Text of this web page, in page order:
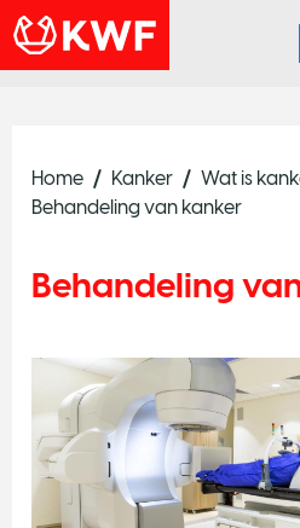
Home Kanker
Wat is
Behandeling van kanker
Behandeling